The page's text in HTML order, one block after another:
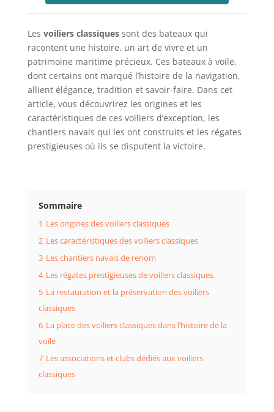
Les voiliers classiquessont des bateaux qui
racontent une histoire, un art de vivre et un
patrimoine maritime précieux. Ces bateaux à voile,
dont certains ont marqué l’histoire de la navigation,
allient élégance, tradition et savoir-faire. Dans cet
article, vous découvrirez les origines et les
caractéristiques de ces voiliers d’exception, les
chantiers navals qui les ont construits et les régates
prestigieuses où ils se disputent la victoire.
Sommaire
1 Les origines des voiliers classiques
2 Les caractéristiques des voiliers classiques
3 Les chantiers navals de renom
4 Les régates prestigieuses de voiliers classiques
5 La restauration et la préservation des voiliers
classiques
6 La place des voiliers classiques dans l’histoire de la
voile
7 Les associations et clubs dédiés aux voiliers
classiques